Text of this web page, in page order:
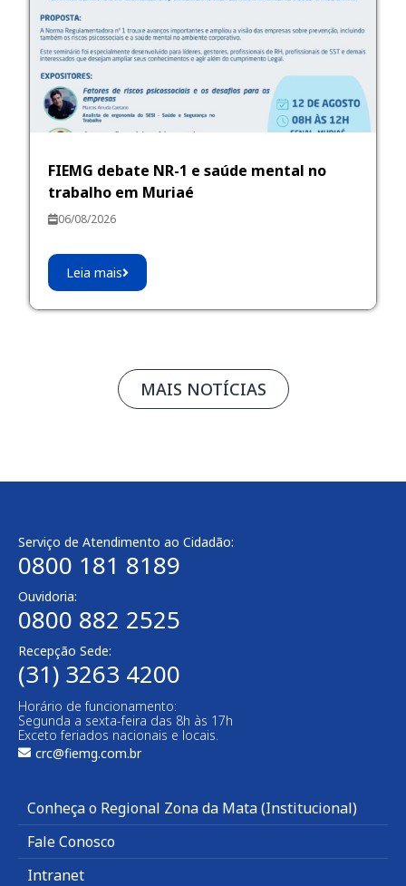
FIEMG debate NR-1 e saúde mental no
trabalho em Muriaé
06/08/2026
Leia mais
MAIS NOTÍCIAS
Serviço de Atendimento ao Cidadão:
0800 181 8189
Ouvidoria:
0800 882 2525
Recepção Sede:
(31) 3263 4200
Horário de funcionamento:
Segunda a sexta-feira das 8h às 17h
Exceto feriados nacionais e locais.
crc@fiemg.com.br
Conheça o Regional Zona da Mata (Institucional)
Fale Conosco
Intranet